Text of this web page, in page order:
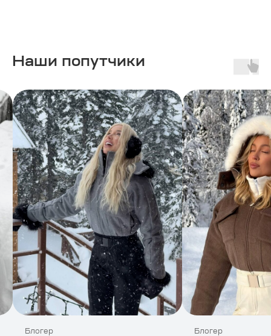
Наши попутчики
Блогер Блогер